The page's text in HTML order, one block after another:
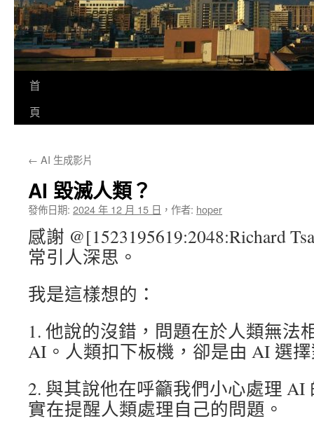
跳
要
容
首
頁
← AI 生成影片
AI 毀滅人類？
發佈日期: 2024 年 12 月 15 日 ， 作者: hoper
感謝 @[1523195619:2048:Richard
常引人深思。
我是這樣想的：
1. 他說的沒錯，問題在於人類無法
AI。人類扣下板機，卻是由 AI 選
2. 與其說他在呼籲我們小心處理
實在提醒人類處理自己的問題。